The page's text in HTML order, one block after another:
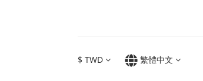
$ TWD 繁體中文